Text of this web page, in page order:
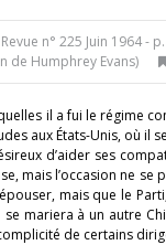
Revue n° 225 Juin 1964-
de Humphrey Evans)
il a fui le régime
aux États-Unis, où
d’aider ses
l’occasion ne se
mais que le
mariera à un autre
de certains